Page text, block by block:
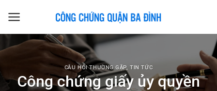
CÂU HỎI THƯỜNG GẶP,TIN TỨC
Công chứng giấy ủy quyền